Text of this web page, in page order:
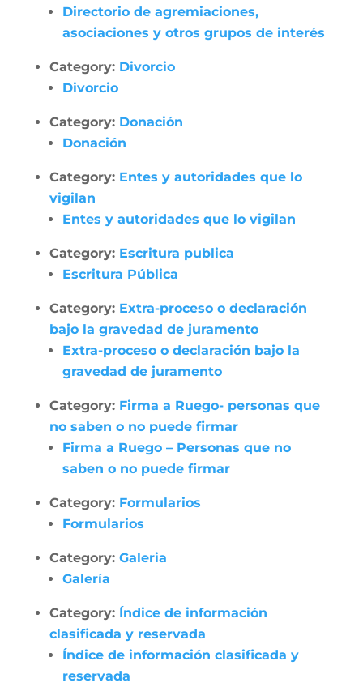
Directorio de agremiaciones,
asociaciones y otros grupos de interés
Category: Divorcio
Divorcio
Category: Donación
Donación
Category: Entes y autoridades que lo
vigilan
Entes y autoridades que lo vigilan
Category: Escritura publica
Escritura Pública
Category: Extra-proceso o declaración
bajo la gravedad de juramento
Extra-proceso o declaración bajo la
gravedad de juramento
Category: Firma a Ruego- personas que
no saben o no puede firmar
Firma a Ruego – Personas que no
saben o no puede firmar
Category: Formularios
Formularios
Category: Galeria
Galería
Category: Índice de información
clasificada y reservada
Índice de información clasificada y
reservada